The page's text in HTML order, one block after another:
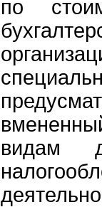
по
видам